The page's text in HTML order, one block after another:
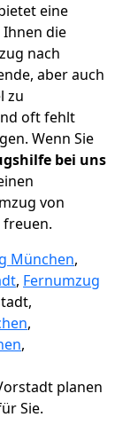
eine
die
nach
aber auch
zu
oft fehlt
Wenn Sie
bei uns
von
München,
, Fernumzug
,
,
planen
Sie.